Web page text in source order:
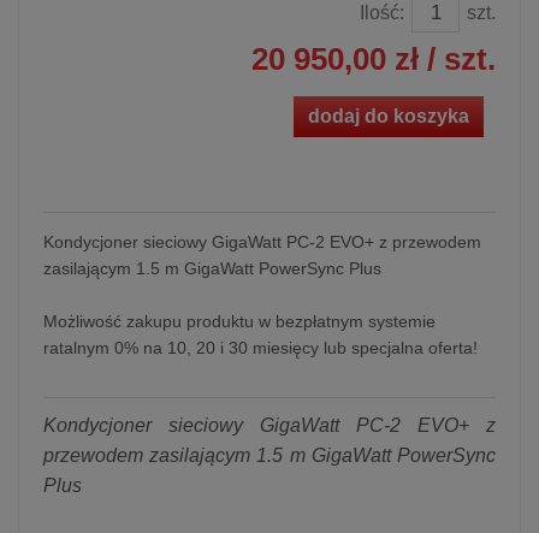
Ilość: szt.
20 950,00 zł / szt.
dodaj do koszyka
Kondycjoner sieciowy GigaWatt PC-2 EVO+ z przewodem
zasilającym 1.5 m GigaWatt PowerSync Plus
Możliwość zakupu produktu w bezpłatnym systemie
ratalnym 0% na 10, 20 i 30 miesięcy lub specjalna oferta!
Kondycjoner sieciowy GigaWatt PC-2 EVO+ z
przewodem zasilającym 1.5 m GigaWatt PowerSync
Plus